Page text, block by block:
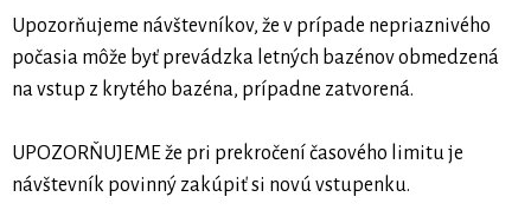
Upozorňujeme návštevníkov, že v prípade nepriaznivého
počasia môže byť prevádzka letných bazénov obmedzená
na vstup z krytého bazéna, prípadne zatvorená.
UPOZORŇUJEME že pri prekročení časového limitu je
návštevník povinný zakúpiť si novú vstupenku.